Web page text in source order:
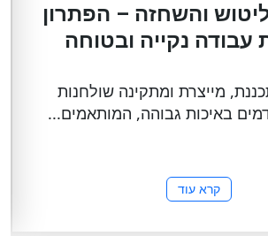
והשחזה – הפתרון
עבודה נקייה ובטוחה
מייצרת ומתקינה שולחנות
באיכות גבוהה, המותאמים...
קרא עוד